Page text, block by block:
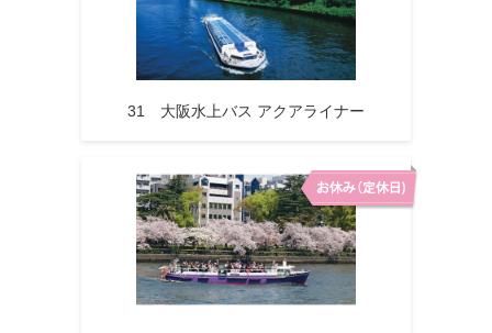
31 大阪水上バス アクアライナー